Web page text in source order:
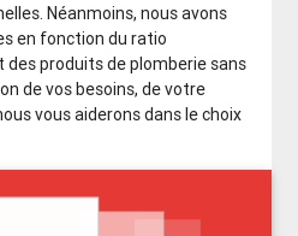
Néanmoins, nous avons
en fonction du ratio
produits de plomberie sans
de vos besoins, de votre
vous aiderons dans le choix